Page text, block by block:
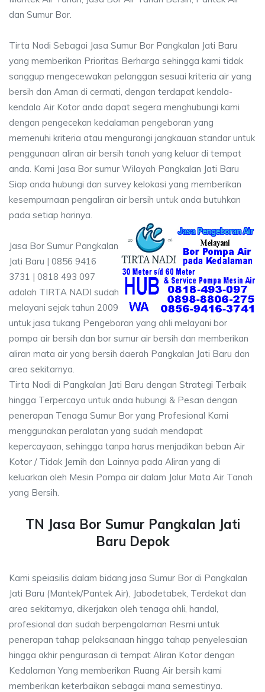
dan Sumur Bor.
Tirta Nadi Sebagai Jasa Sumur Bor Pangkalan Jati Baru
yang memberikan Prioritas Berharga sehingga kami tidak
sanggup mengecewakan pelanggan sesuai kriteria air yang
bersih dan Aman di cermati, dengan terdapat kendala-
kendala Air Kotor anda dapat segera menghubungi kami
dengan pengecekan kedalaman pengeboran yang
memenuhi kriteria atau mengurangi jangkauan standar untuk
penggunaan aliran air bersih tanah yang keluar di tempat
anda. Kami Jasa Bor sumur Wilayah Pangkalan Jati Baru
Siap anda hubungi dan survey kelokasi yang memberikan
kesempurnaan pengaliran air bersih untuk anda butuhkan
pada setiap harinya.
Jasa Bor Sumur Pangkalan
Jati Baru | 0856 9416
3731 | 0818 493 097
adalah TIRTA NADI sudah
melayani sejak tahun 2009
untuk jasa tukang Pengeboran yang ahli melayani bor
pompa air bersih dan bor sumur air bersih dan memberikan
aliran mata air yang bersih daerah Pangkalan Jati Baru dan
area sekitarnya.
Tirta Nadi di Pangkalan Jati Baru dengan Strategi Terbaik
hingga Terpercaya untuk anda hubungi & Pesan dengan
penerapan Tenaga Sumur Bor yang Profesional Kami
menggunakan peralatan yang sudah mendapat
kepercayaan, sehingga tanpa harus menjadikan beban Air
Kotor / Tidak Jernih dan Lainnya pada Aliran yang di
keluarkan oleh Mesin Pompa air dalam Jalur Mata Air Tanah
yang Bersih.
TN Jasa Bor Sumur Pangkalan Jati
Baru Depok
Kami speiasilis dalam bidang jasa Sumur Bor di Pangkalan
Jati Baru (Mantek/Pantek Air), Jabodetabek, Terdekat dan
area sekitarnya, dikerjakan oleh tenaga ahli, handal,
profesional dan sudah berpengalaman Resmi untuk
penerapan tahap pelaksanaan hingga tahap penyelesaian
hingga akhir pengurasan di tempat Aliran Kotor dengan
Kedalaman Yang memberikan Ruang Air bersih kami
memberikan keterbaikan sebagai mana semestinya.